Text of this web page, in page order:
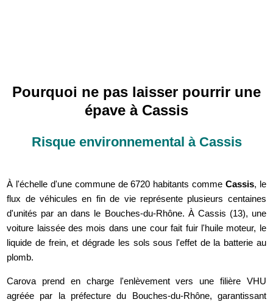
Pourquoi ne pas laisser pourrir une
épave à Cassis
Risque environnemental à Cassis
À l'échelle d'une commune de 6720 habitants comme Cassis, le
flux de véhicules en fin de vie représente plusieurs centaines
d'unités par an dans le Bouches-du-Rhône. À Cassis (13), une
voiture laissée des mois dans une cour fait fuir l'huile moteur, le
liquide de frein, et dégrade les sols sous l'effet de la batterie au
plomb.
Carova prend en charge l'enlèvement vers une filière VHU
agréée par la préfecture du Bouches-du-Rhône, garantissant